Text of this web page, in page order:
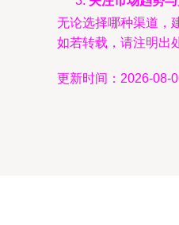
无论选择哪种渠道，
如若转载，请注明出
更新时间：2026-08-